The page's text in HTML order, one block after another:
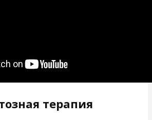
терапия